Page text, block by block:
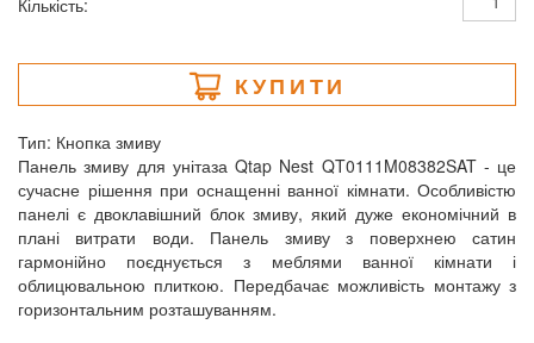
Кількість:
КУПИТИ
Тип: Кнопка змиву
Панель змиву для унітаза Qtap Nest QT0111M08382SAT - це
сучасне рішення при оснащенні ванної кімнати. Особливістю
панелі є двоклавішний блок змиву, який дуже економічний в
плані витрати води. Панель змиву з поверхнею сатин
гармонійно поєднується з меблями ванної кімнати і
облицювальною плиткою. Передбачає можливість монтажу з
горизонтальним розташуванням.